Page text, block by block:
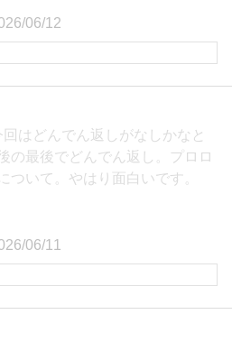
06/12
回はどんでん返しがなしかなと
の最後でどんでん返し。プロロ
ついて。やはり面白いです。
06/11